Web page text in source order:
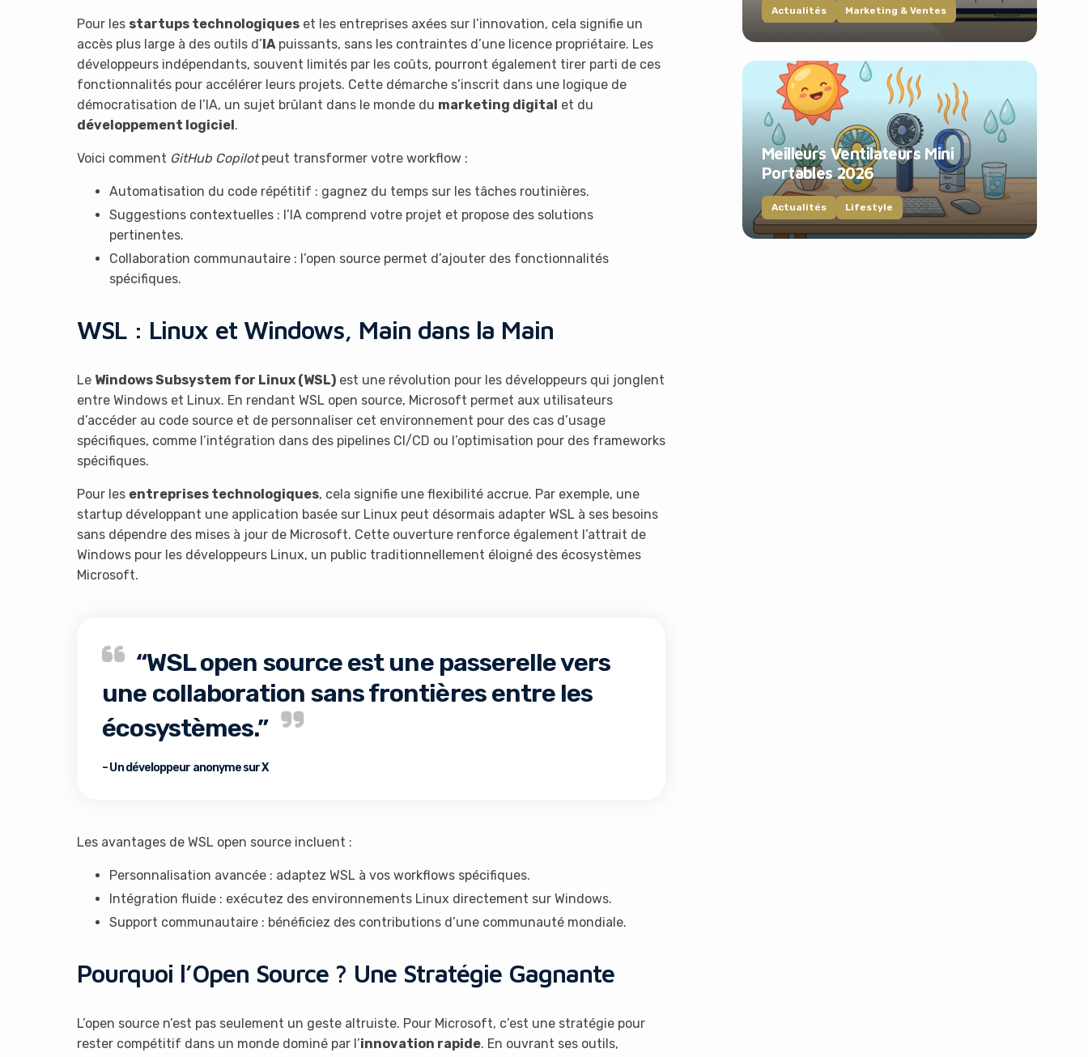
Pour les startups technologiqueset les entreprises axées sur l’innovation, cela signifie un
accès plus large à des outils d’ IApuissants, sans les contraintes d’une licence propriétaire. Les
développeurs indépendants, souvent limités par les coûts, pourront également tirer parti de ces
fonctionnalités pour accélérer leurs projets. Cette démarche s’inscrit dans une logique de
démocratisation de l’IA, un sujet brûlant dans le monde du marketing digital et du
développement logiciel .
Voici comment GitHub Copilotpeut transformer votre workflow :
Automatisation du code répétitif : gagnez du temps sur les tâches routinières.
Suggestions contextuelles : l’IA comprend votre projet et propose des solutions
pertinentes.
Collaboration communautaire : l’open source permet d’ajouter des fonctionnalités
spécifiques.
WSL : Linux et Windows, Main dans la Main
Le Windows Subsystem for Linux (WSL)est une révolution pour les développeurs qui jonglent
entre Windows et Linux. En rendant WSL open source, Microsoft permet aux utilisateurs
d’accéder au code source et de personnaliser cet environnement pour des cas d’usage
spécifiques, comme l’intégration dans des pipelines CI/CD ou l’optimisation pour des frameworks
spécifiques.
Pour les entreprises technologiques, cela signifie une flexibilité accrue. Par exemple, une
startup développant une application basée sur Linux peut désormais adapter WSL à ses besoins
sans dépendre des mises à jour de Microsoft. Cette ouverture renforce également l’attrait de
Windows pour les développeurs Linux, un public traditionnellement éloigné des écosystèmes
Microsoft.
“WSL open source est une passerelle vers
une collaboration sans frontières entre les
écosystèmes.”
– Un développeur anonyme sur X
Les avantages de WSL open source incluent :
Personnalisation avancée : adaptez WSL à vos workflows spécifiques.
Intégration fluide : exécutez des environnements Linux directement sur Windows.
Support communautaire : bénéficiez des contributions d’une communauté mondiale.
Pourquoi l’Open Source ? Une Stratégie Gagnante
L’open source n’est pas seulement un geste altruiste. Pour Microsoft, c’est une stratégie pour
rester compétitif dans un monde dominé par l’innovation rapide. En ouvrant ses outils,
Actualités Marketing & Ventes
Meilleurs Ventilateurs Mini
Portables 2026
Actualités Lifestyle